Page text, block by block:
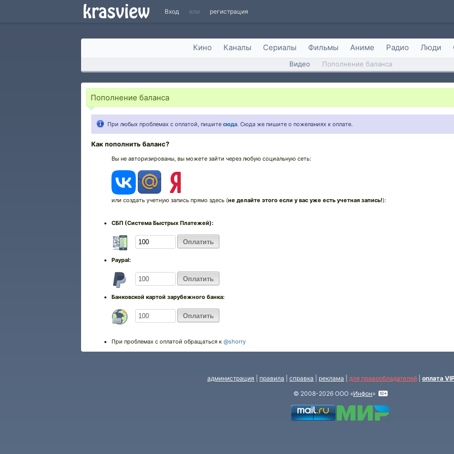
Вход или регистрация
Кино Каналы Сериалы Фильмы Аниме Радио Люди
Видео Пополнение баланса
Пополнение баланса
При любых проблемах с оплатой, пишите сюда. Сюда же пишите о пожеланиях к оплате.
Как пополнить баланс?
Вы не авторизированы, вы можете зайти через любую социальную сеть:
или создать учетную запись прямо здесь (не делайте этого если у вас уже есть учетная запись!):
СБП (Система Быстрых Платежей):
Paypal:
Банковской картой зарубежного банка:
При проблемах с оплатой обращаться к @shorry
администрация правила справка реклама для правообладателей оплата
© 2008-2026 ООО «Инфон»